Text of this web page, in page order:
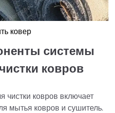
ковер
системы
ковров
чистки ковров включает
мытья ковров и сушитель.